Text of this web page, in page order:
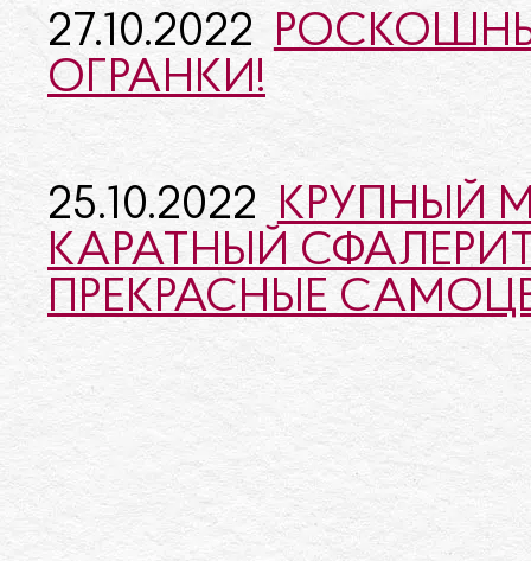
27.10.2022
ОГРАНКИ!
25.10.2022 КРУПНЫЙ
КАРАТНЫЙ
ПРЕКРАСНЫЕ